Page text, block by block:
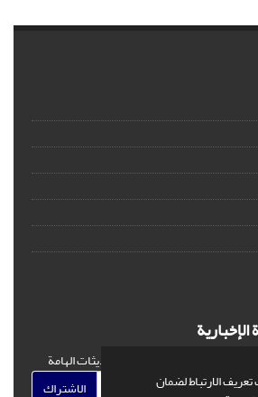
الارتباط لضمان
لدينا للحصول على الأخبار والتحديثات الهامة
الاشتراك